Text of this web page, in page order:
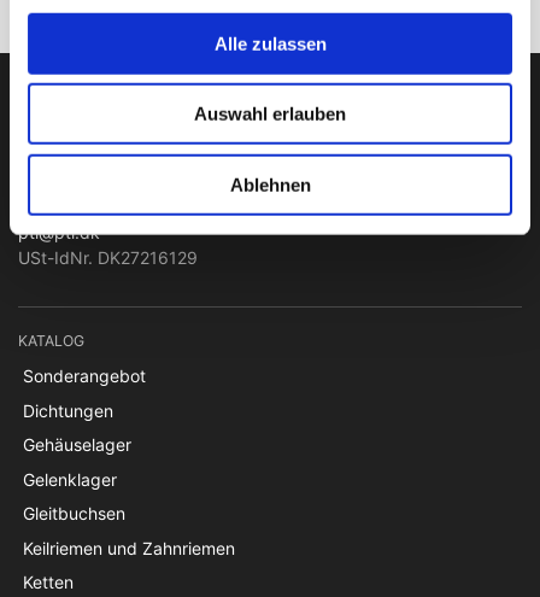
Alle zulassen
Auswahl erlauben
Ablehnen
PTI Europa A/S
Lager & Transmissionen
Papegøjevej 7, DK-6270 Tønder
+45 74782515
pti@pti.dk
USt-IdNr. DK27216129
KATALOG
Sonderangebot
Dichtungen
Gehäuselager
Gelenklager
Gleitbuchsen
Keilriemen und Zahnriemen
Ketten